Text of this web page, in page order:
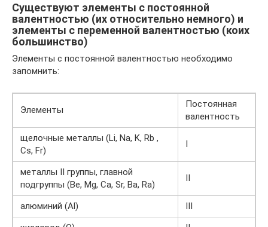
Существуют элементы с постоянной
валентностью (их относительно немного) и
элементы с переменной валентностью (коих
большинство)
Элементы с постоянной валентностью необходимо
запомнить:
Элементы
Постоянная
валентность
щелочные металлы (Li, Na, K, Rb ,
Cs, Fr)
I
металлы II группы, главной
подгруппы (Be, Mg, Ca, Sr, Ba, Ra)
II
алюминий (Al)
III